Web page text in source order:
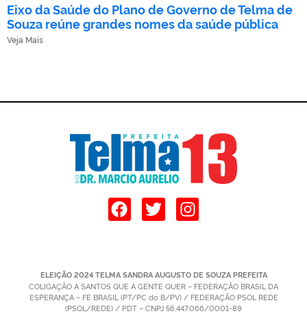
Eixo da Saúde do Plano de Governo de Telma de
Souza reúne grandes nomes da saúde pública
Veja Mais
ELEIÇÃO 2024 TELMA SANDRA AUGUSTO DE SOUZA PREFEITA
COLIGAÇÃO A SANTOS QUE A GENTE QUER – FEDERAÇÃO BRASIL DA
ESPERANÇA – FE BRASIL (PT/PC do B/PV) / FEDERAÇÃO PSOL REDE
(PSOL/REDE) / PDT – CNPJ 56.447.066/0001-89